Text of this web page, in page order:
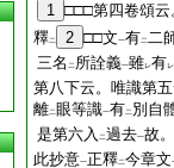
1 □□□第四卷頌云
釋二 2 □□文一有二二
三名 二 所詮義一雖レ有レ
第八下云。唯識第
離二 眼等識一有二 別自
是第六入 二過去一故
此抄意一正釋二今章文